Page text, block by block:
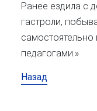
Ранее ездила с
гастроли,
самостоятельно
педагогами.»
Назад